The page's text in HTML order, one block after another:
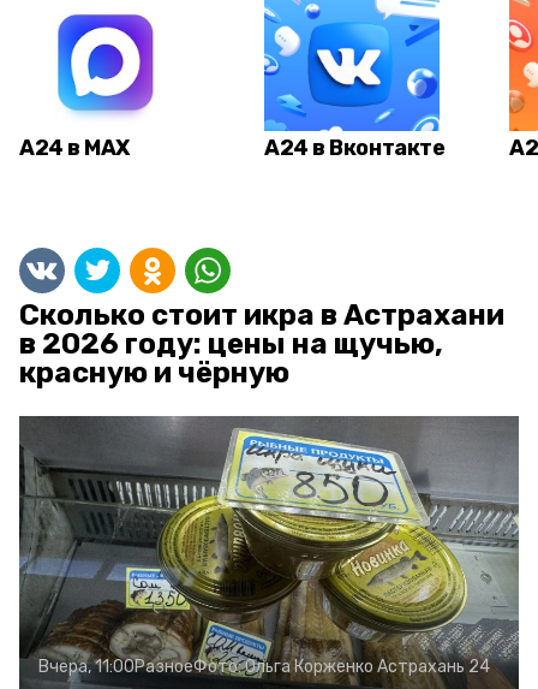
А24 в MAX А24 в Вконтакте
Сколько стоит икра в Астрахани
в 2026 году: цены на щучью,
красную и чёрную
Вчера, 11:00РазноеФото:Ольга Корженко Астрахань 24